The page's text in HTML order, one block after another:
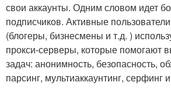
свои аккаунты. Одним словом идет
подписчиков. Активные
(блогеры, бизнесмены и т.д. )
прокси-серверы, которые помогают
задач: анонимность, безопасность,
парсинг, мультиаккаунтинг, серфинг